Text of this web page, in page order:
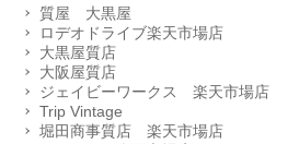
質屋 大黒屋
ロデオドライブ楽天市場店
大黒屋質店
大阪屋質店
ジェイビーワークス 楽天市場店
Trip Vintage
堀田商事質店 楽天市場店